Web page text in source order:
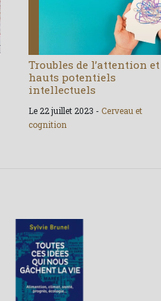
Troubles de l’attention et
hauts potentiels
intellectuels
Le 22 juillet 2023 -Cerveau et
cognition